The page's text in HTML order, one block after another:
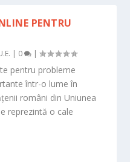
PENTRU
| 0 |
pentru probleme
într-o lume în
români din Uniunea
reprezintă o cale